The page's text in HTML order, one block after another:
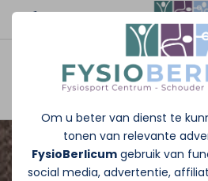
Om u beter van dienst te
tonen van relevante
FysioBerlicumgebruik van
social media, advertentie,
Afspraak maken